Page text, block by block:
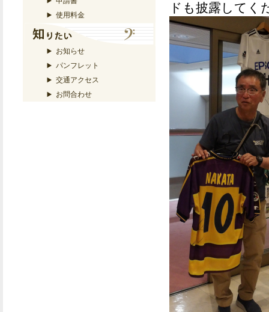
使用料金
お知らせ
パンフレット
交通アクセス
お問合わせ
ドも披露してく